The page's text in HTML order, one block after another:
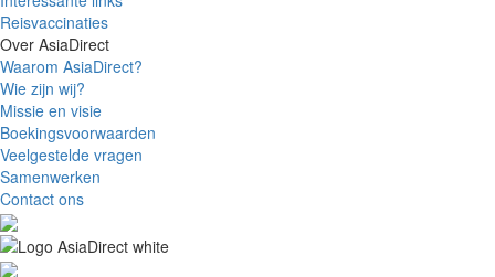
Reisvaccinaties
Over AsiaDirect
Waarom AsiaDirect?
Wie zijn wij?
Missie en visie
Boekingsvoorwaarden
Veelgestelde vragen
Samenwerken
Contact ons